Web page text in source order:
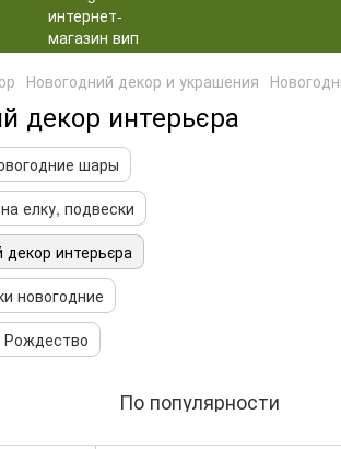
Новогодний декор и украшения
декор интерьєра
шары
елку, подвески
декор интерьєра
новогодние
Рождество
По популярности